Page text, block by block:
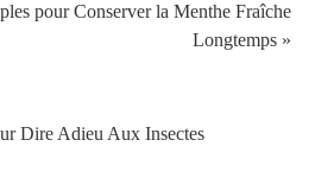
pour Conserver la Menthe Fraîche
Longtemps »
Dire Adieu Aux Insectes